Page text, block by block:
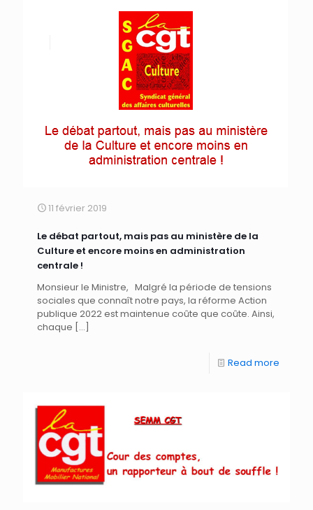
11 février 2019
Le débat partout, mais pas au ministère de la
Culture et encore moins en administration
centrale !
Monsieur le Ministre, Malgré la période de tensions
sociales que connaît notre pays, la réforme Action
publique 2022 est maintenue coûte que coûte. Ainsi,
chaque […]
Read more